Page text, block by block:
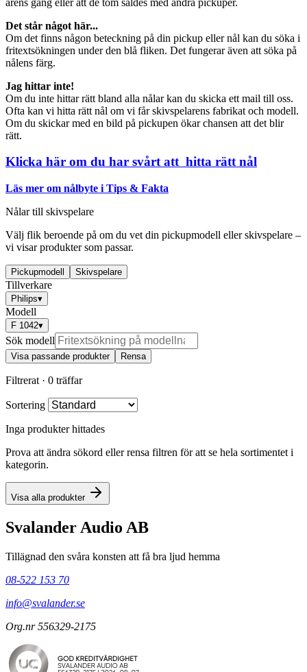
Det står något här...
Om det finns någon beteckning på din pickup eller nål kan du söka i
fritextsökningen under den blå fliken. Det fungerar även att söka på
nålens färg.
Jag hittar inte!
Om du inte hittar rätt bland alla nålar kan du skicka ett mail till oss.
Ofta kan vi hitta rätt nål om vi får skivspelarens fabrikat och modell.
Om du skickar med en bild på pickupen ökar chansen att det blir
rätt.
Klicka här om du har svårt att hitta rätt nål
Läs mer om nålbyte i Tips & Fakta
Nålar till skivspelare
Välj flik beroende på om du vet din pickupmodell eller skivspelare –
vi visar produkter som passar.
Pickupmodell Skivspelare
Tillverkare
Philips▾
Modell
F 1042▾
Sök modell
Visa passande produkter Rensa
Filtrerat · 0 träffar
Sortering
Inga produkter hittades
Prova att ändra sökord eller rensa filtren för att se hela sortimentet i
kategorin.
Visa alla produkter
Svalander Audio AB
Tillägnad den svåra konsten att få bra ljud hemma
08-522 153 70
info@svalander.se
Org.nr 556329-2175